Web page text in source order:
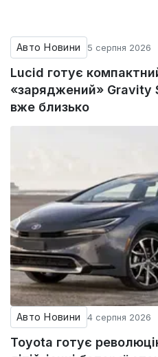
Авто Новини 5 серпня 2026
Lucid готує
«заряджений» Gravity
вже близько
Авто Новини 4 серпня 2026
Toyota готує